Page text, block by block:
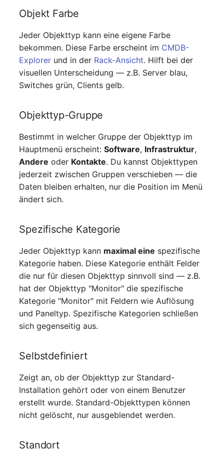
Modell
Monitor
Netzwerk
Netzwerk-Interface
Netzwerk-Listener
Netzwerkport
Netzwerkverbindungen
Notfallplanzuweisung
Objektbild
Organisation
Personen
Personengruppen
Personengruppen
Switch
Switch Chassis
Systemdienst
Telefon
Telefonanlage
Unterbrechungsfreie
Stromversorgung
Verstärker
Verteilerkasten
Vertrag
Virtueller Client
Virtueller Host
Virtueller Server
VoIP-Telefon
VRRP/HSRP Cluster
WAN-Leitung
Wireless Access Point
Objekt Farbe
Jeder Objekttyp kann eine eigene Farbe
bekommen. Diese Farbe erscheint im CMDB-
Explorer und in der Rack-Ansicht. Hilft bei der
visuellen Unterscheidung — z.B. Server blau,
Switches grün, Clients gelb.
Objekttyp-Gruppe
Bestimmt in welcher Gruppe der Objekttyp im
Hauptmenü erscheint:Software, Infrastruktur,
Andere oder Kontakte. Du kannst Objekttypen
jederzeit zwischen Gruppen verschieben — die
Daten bleiben erhalten, nur die Position im Menü
ändert sich.
Spezifische Kategorie
Jeder Objekttyp kann maximal eine spezifische
Kategorie haben. Diese Kategorie enthält Felder
die nur für diesen Objekttyp sinnvoll sind — z.B.
hat der Objekttyp "Monitor" die spezifische
Kategorie "Monitor" mit Feldern wie Auflösung
und Paneltyp. Spezifische Kategorien schließen
sich gegenseitig aus.
Selbstdefiniert
Zeigt an, ob der Objekttyp zur Standard-
Installation gehört oder von einem Benutzer
erstellt wurde. Standard-Objekttypen können
nicht gelöscht, nur ausgeblendet werden.
Standort